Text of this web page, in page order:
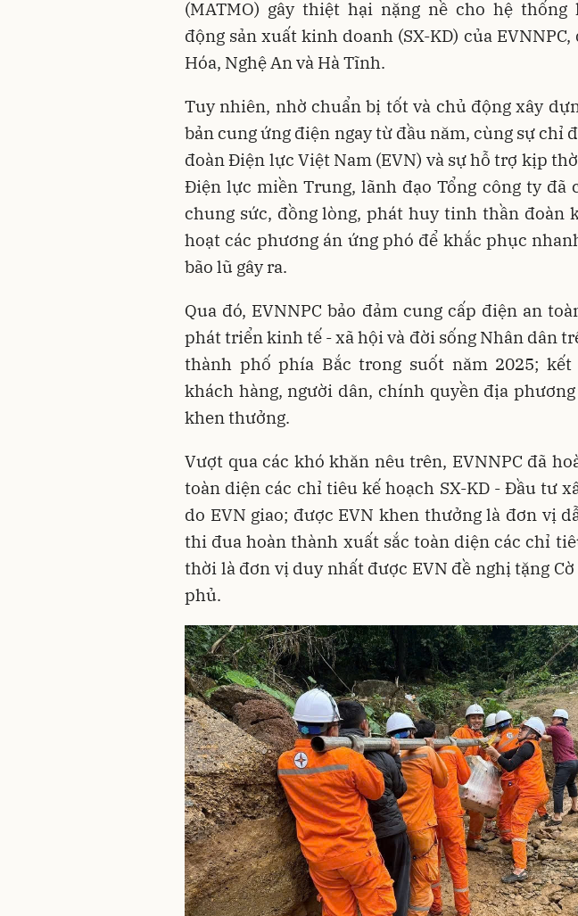
(MATMO) gây thiệt hại nặng nề cho hệ
động sản xuất kinh doanh (SX-KD) của
Hóa, Nghệ An và Hà Tĩnh.
Tuy nhiên, nhờ chuẩn bị tốt và chủ động xây
bản cung ứng điện ngay từ đầu năm, cùng sự chỉ
đoàn Điện lực Việt Nam (EVN) và sự hỗ trợ kịp
Điện lực miền Trung, lãnh đạo Tổng công ty đã
chung sức, đồng lòng, phát huy tinh thần đoàn
hoạt các phương án ứng phó để khắc phục
bão lũ gây ra.
Qua đó, EVNNPC bảo đảm cung cấp điện an
phát triển kinh tế - xã hội và đời sống Nhân dân
thành phố phía Bắc trong suốt năm 2025; kết
khách hàng, người dân, chính quyền địa
khen thưởng.
Vượt qua các khó khăn nêu trên, EVNNPC đã
toàn diện các chỉ tiêu kế hoạch SX-KD - Đầu tư
do EVN giao; được EVN khen thưởng là đơn vị
thi đua hoàn thành xuất sắc toàn diện các chỉ
thời là đơn vị duy nhất được EVN đề nghị tặng
phủ.